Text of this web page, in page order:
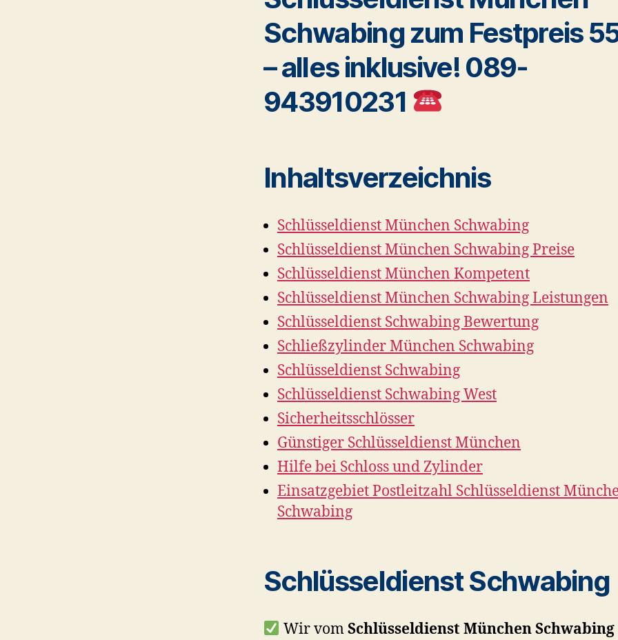
Schwabing zum Festpreis
– alles inklusive! 089-
943910231
Inhaltsverzeichnis
Schlüsseldienst München Schwabing
Schlüsseldienst München Schwabing Preise
Schlüsseldienst München Kompetent
Schlüsseldienst München Schwabing Leistungen
Schlüsseldienst Schwabing Bewertung
Schließzylinder München Schwabing
Schlüsseldienst Schwabing
Schlüsseldienst Schwabing West
Sicherheitsschlösser
Günstiger Schlüsseldienst München
Hilfe bei Schloss und Zylinder
Einsatzgebiet Postleitzahl Schlüsseldienst
Schwabing
Schlüsseldienst Schwabing
Wir vomSchlüsseldienst München Schwabing